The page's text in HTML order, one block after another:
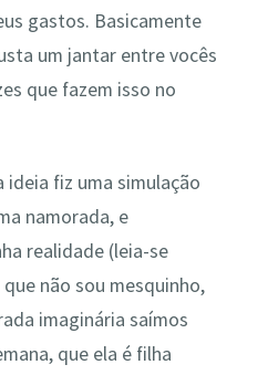
gastos. Basicamente
um jantar entre vocês
que fazem isso no
ideia fiz uma simulação
namorada, e
realidade (leia-se
não sou mesquinho,
imaginária saímos
que ela é filha